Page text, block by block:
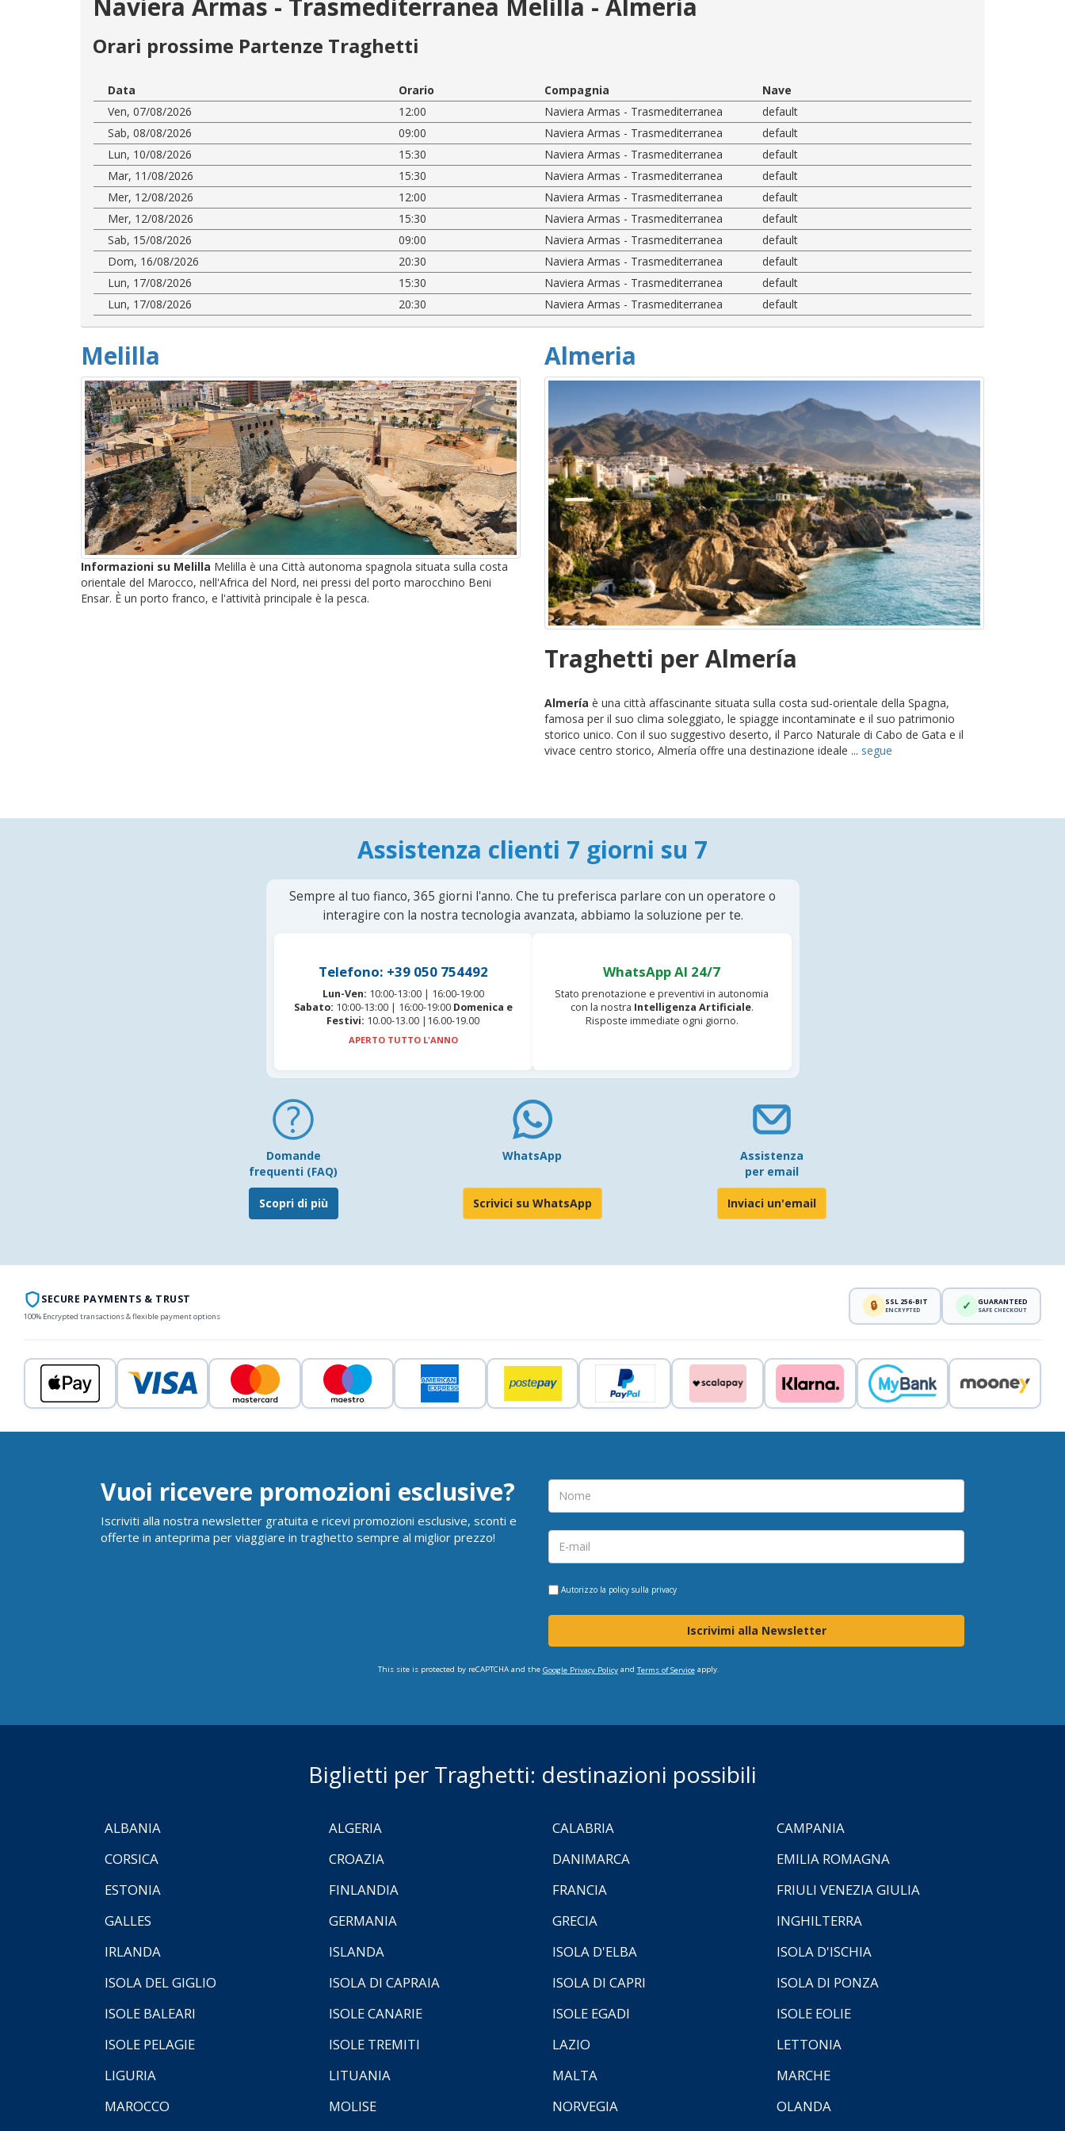
Naviera Armas - Trasmediterranea Melilla - Almeria
Orari prossime Partenze Traghetti
Data Orario Compagnia
Nave
Ven, 07/08/2026
12:00 Naviera Armas - Trasmediterranea
default
Sab, 08/08/2026
09:00 Naviera Armas - Trasmediterranea
default
Lun, 10/08/2026
15:30 Naviera Armas - Trasmediterranea
default
Mar, 11/08/2026
15:30 Naviera Armas - Trasmediterranea
default
Mer, 12/08/2026
12:00 Naviera Armas - Trasmediterranea
default
Mer, 12/08/2026
15:30 Naviera Armas - Trasmediterranea
default
Sab, 15/08/2026
09:00 Naviera Armas - Trasmediterranea
default
Dom, 16/08/2026
20:30 Naviera Armas - Trasmediterranea
default
Lun, 17/08/2026
15:30 Naviera Armas - Trasmediterranea
default
Lun, 17/08/2026
20:30 Naviera Armas - Trasmediterranea default
Melilla
Informazioni su Melilla Melilla è una Città autonoma spagnola situata sulla costa
orientale del Marocco, nell'Africa del Nord, nei pressi del porto marocchino Beni
Ensar. È un porto franco, e l'attività principale è la pesca.
Almeria
Traghetti per Almería
Almería è una città affascinante situata sulla costa sud-orientale della Spagna,
famosa per il suo clima soleggiato, le spiagge incontaminate e il suo patrimonio
storico unico. Con il suo suggestivo deserto, il Parco Naturale di Cabo de Gata e il
vivace centro storico, Almería offre una destinazione ideale ... segue
Assistenza clienti 7 giorni su 7
Sempre al tuo fianco, 365 giorni l'anno. Che tu preferisca parlare con un operatore o
interagire con la nostra tecnologia avanzata, abbiamo la soluzione per te.
Telefono: +39 050 754492
Lun-Ven: 10:00-13:00 | 16:00-19:00
Sabato: 10:00-13:00 | 16:00-19:00 Domenica e
Festivi: 10.00-13.00 |16.00-19.00
APERTO TUTTO L'ANNO
WhatsApp AI 24/7
Stato prenotazione e preventivi in autonomia
con la nostra Intelligenza Artificiale.
Risposte immediate ogni giorno.
Domande
frequenti (FAQ)
Scopri di più
WhatsApp
Scrivici su WhatsApp
Assistenza
per email
Inviaci un'email
SECURE PAYMENTS & TRUST
100% Encrypted transactions & flexible payment options
🔒 SSL 256-BIT
ENCRYPTED ✓ GUARANTEED
SAFE CHECKOUT
Vuoi ricevere promozioni esclusive?
Iscriviti alla nostra newsletter gratuita e ricevi promozioni esclusive, sconti e
offerte in anteprima per viaggiare in traghetto sempre al miglior prezzo!
Autorizzo la policy sulla privacy
Iscrivimi alla Newsletter
This site is protected by reCAPTCHA and the Google Privacy Policyand Terms of Serviceapply.
Biglietti per Traghetti: destinazioni possibili
ALBANIA ALGERIA CALABRIA
CAMPANIA
CORSICA
CROAZIA DANIMARCA
EMILIA ROMAGNA
ESTONIA
FINLANDIA FRANCIA
FRIULI VENEZIA GIULIA
GALLES
GERMANIA GRECIA
INGHILTERRA
IRLANDA
ISLANDA ISOLA D'ELBA
ISOLA D'ISCHIA
ISOLA DEL GIGLIO
ISOLA DI CAPRAIA ISOLA DI CAPRI
ISOLA DI PONZA
ISOLE BALEARI
ISOLE CANARIE ISOLE EGADI
ISOLE EOLIE
ISOLE PELAGIE
ISOLE TREMITI LAZIO
LETTONIA
LIGURIA
LITUANIA MALTA
MARCHE
MAROCCO
MOLISE NORVEGIA
OLANDA